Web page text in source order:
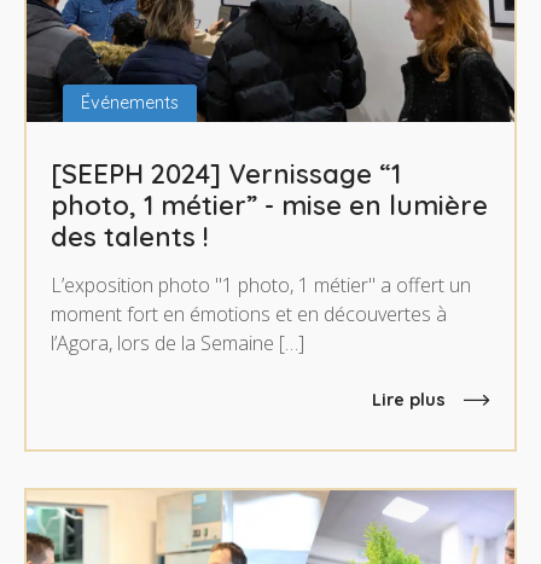
Événements
[SEEPH 2024] Vernissage “1
photo, 1 métier” - mise en lumière
des talents !
L’exposition photo "1 photo, 1 métier" a offert un
moment fort en émotions et en découvertes à
l’Agora, lors de la Semaine […]
Lire plus